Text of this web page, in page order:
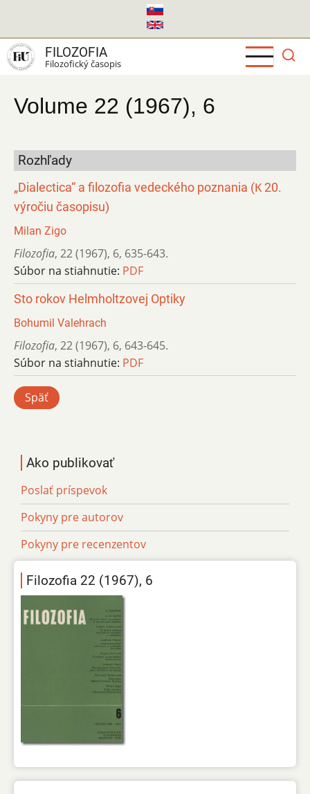
hlavný
obsah
FILOZOFIA
Filozofický časopis
Volume 22 (1967), 6
Rozhľady
„Dialectica“ a filozofia vedeckého poznania (К 20.
výročiu časopisu)
Milan Zigo
Filozofia, 22 (1967), 6, 635-643.
Súbor na stiahnutie: PDF
Sto rokov Helmholtzovej Optiky
Bohumil Valehrach
Filozofia, 22 (1967), 6, 643-645.
Súbor na stiahnutie: PDF
Späť
Ako publikovať
Poslať príspevok
Pokyny pre autorov
Pokyny pre recenzentov
Filozofia 22 (1967), 6